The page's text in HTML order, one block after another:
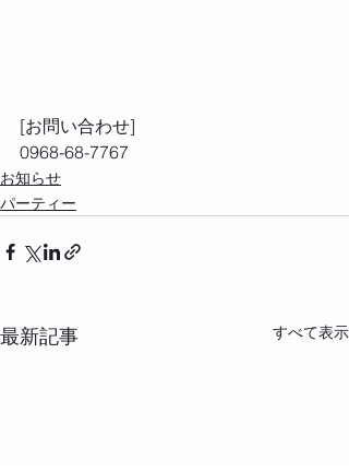
[お問い合わせ]
0968-68-7767
お知らせ
パーティー
最新記事 すべて表示